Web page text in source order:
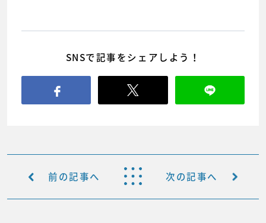
SNSで記事をシェアしよう！
前の記事へ 次の記事へ